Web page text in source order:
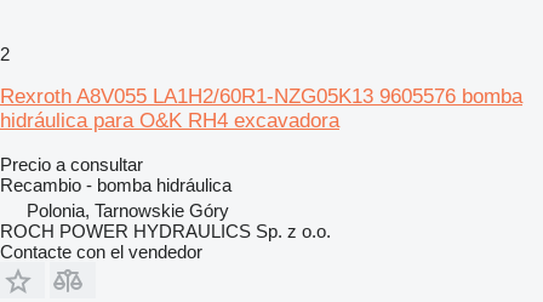
2
Rexroth A8V055 LA1H2/60R1-NZG05K13 9605576 bomba
hidráulica para O&K RH4 excavadora
Precio a consultar
Recambio - bomba hidráulica
Polonia, Tarnowskie Góry
ROCH POWER HYDRAULICS Sp. z o.o.
Contacte con el vendedor